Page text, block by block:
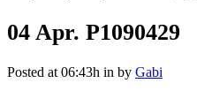
04 Apr. P1090429
Posted at 06:43h in by Gabi